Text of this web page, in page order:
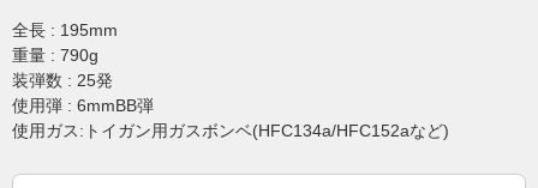
全長 : 195mm
重量 : 790g
装弾数 : 25発
使用弾 : 6mmBB弾
使用ガス:トイガン用ガスボンベ(HFC134a/HFC152aなど)